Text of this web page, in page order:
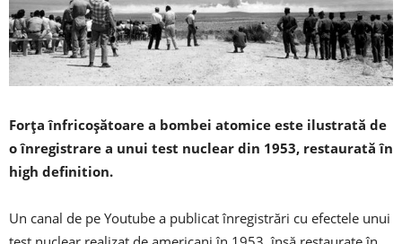
Forța înfricoșătoare a bombei atomice este ilustrată de
o înregistrare a unui test nuclear din 1953, restaurată în
high definition.
Un canal de pe Youtube a publicat înregistrări cu efectele unui